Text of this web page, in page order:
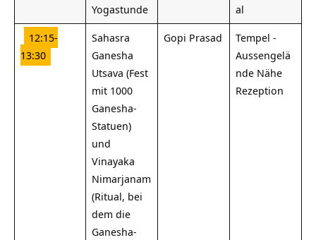
Yogastunde
al
12:15-
13:30
Sahasra
Ganesha
Utsava (Fest
mit 1000
Ganesha-
Statuen)
und
Vinayaka
Nimarjanam
(Ritual, bei
dem die
Ganesha-
Gopi Prasad
Tempel -
Aussengelä
nde Nähe
Rezeption